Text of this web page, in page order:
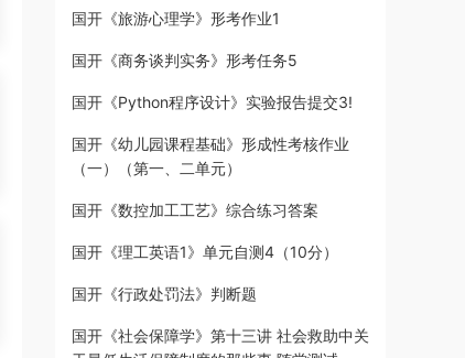
国开《旅游心理学》形考作业1
国开《商务谈判实务》形考任务5
国开《Python程序设计》实验报告提交3!
国开《幼儿园课程基础》形成性考核作业
（一）（第一、二单元）
国开《数控加工工艺》综合练习答案
国开《理工英语1》单元自测4（10分）
国开《行政处罚法》判断题
国开《社会保障学》第十三讲 社会救助中关